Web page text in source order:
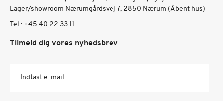
Lager/showroom Nærumgårdsvej 7, 2850 Nærum (Åbent hus)
Tel.: +45 40 22 33 11
Tilmeld dig vores nyhedsbrev
Indtast e-mail